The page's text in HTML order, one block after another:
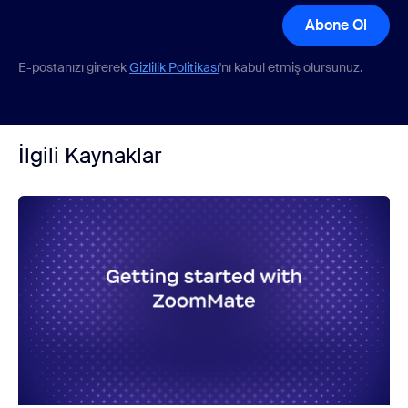
Abone Ol
E-postanızı girerekGizlilik Politikası'nı kabul etmiş olursunuz.
İlgili Kaynaklar